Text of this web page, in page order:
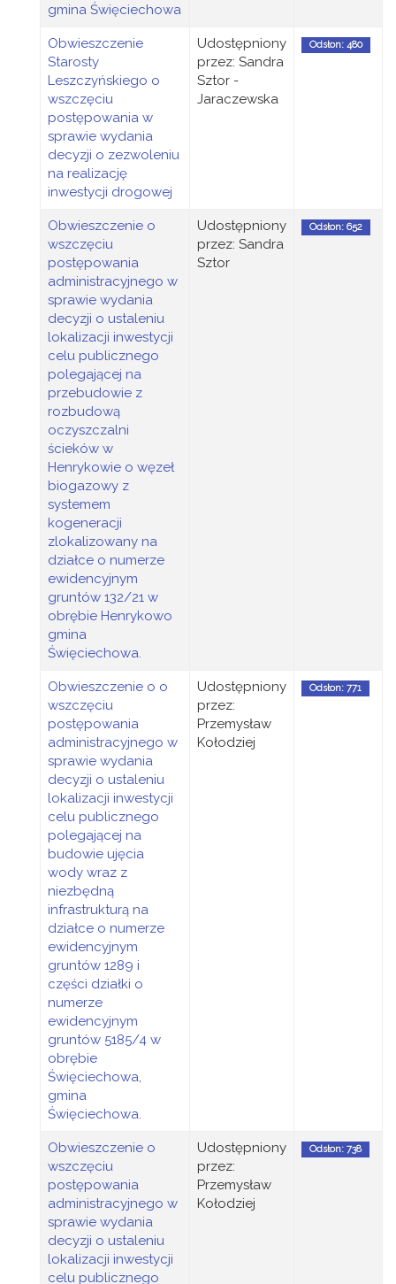
gmina Święciechowa
Obwieszczenie
Starosty
Leszczyńskiego o
wszczęciu
postępowania w
sprawie wydania
decyzji o zezwoleniu
na realizację
inwestycji drogowej
Udostępniony
przez: Sandra
Sztor -
Jaraczewska
Odsłon: 480
Obwieszczenie o
wszczęciu
postępowania
administracyjnego w
sprawie wydania
decyzji o ustaleniu
lokalizacji inwestycji
celu publicznego
polegającej na
przebudowie z
rozbudową
oczyszczalni
ścieków w
Henrykowie o węzeł
biogazowy z
systemem
kogeneracji
zlokalizowany na
działce o numerze
ewidencyjnym
gruntów 132/21 w
obrębie Henrykowo
gmina
Święciechowa.
Udostępniony
przez: Sandra
Sztor
Odsłon: 652
Obwieszczenie o o
wszczęciu
postępowania
administracyjnego w
sprawie wydania
decyzji o ustaleniu
lokalizacji inwestycji
celu publicznego
polegającej na
budowie ujęcia
wody wraz z
niezbędną
infrastrukturą na
działce o numerze
ewidencyjnym
gruntów 1289 i
części działki o
numerze
ewidencyjnym
gruntów 5185/4 w
obrębie
Święciechowa,
gmina
Święciechowa.
Udostępniony
przez:
Przemysław
Kołodziej
Odsłon: 771
Obwieszczenie o
wszczęciu
postępowania
administracyjnego w
sprawie wydania
decyzji o ustaleniu
lokalizacji inwestycji
celu publicznego
Udostępniony
przez:
Przemysław
Kołodziej
Odsłon: 738